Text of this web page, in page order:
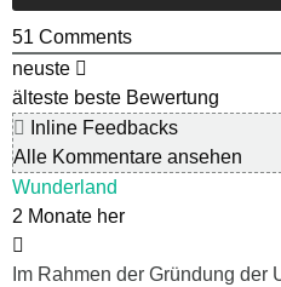
51 Comments
neuste
älteste beste Bewertung
Inline Feedbacks
Alle Kommentare ansehen
Wunderland
2 Monate her
Im Rahmen der Gründung der